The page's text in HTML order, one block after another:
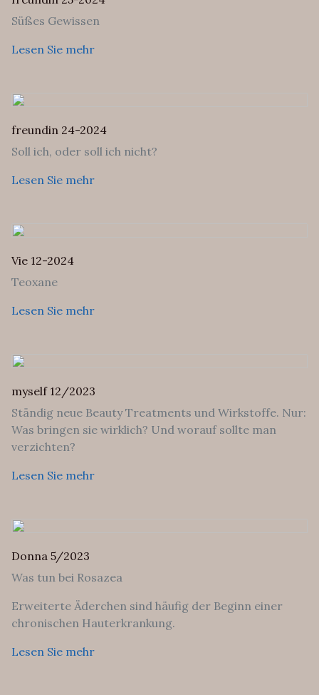
Süßes Gewissen
Lesen Sie mehr
freundin 24-2024
Soll ich, oder soll ich nicht?
Lesen Sie mehr
Vie 12-2024
Teoxane
Lesen Sie mehr
myself 12/2023
Ständig neue Beauty Treatments und Wirkstoffe. Nur:
Was bringen sie wirklich? Und worauf sollte man
verzichten?
Lesen Sie mehr
Donna 5/2023
Was tun bei Rosazea
Erweiterte Äderchen sind häufig der Beginn einer
chronischen Hauterkrankung.
Lesen Sie mehr